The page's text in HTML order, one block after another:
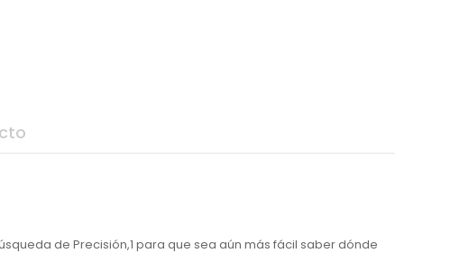
de Precisión,1 para que sea aún más fácil saber dónde